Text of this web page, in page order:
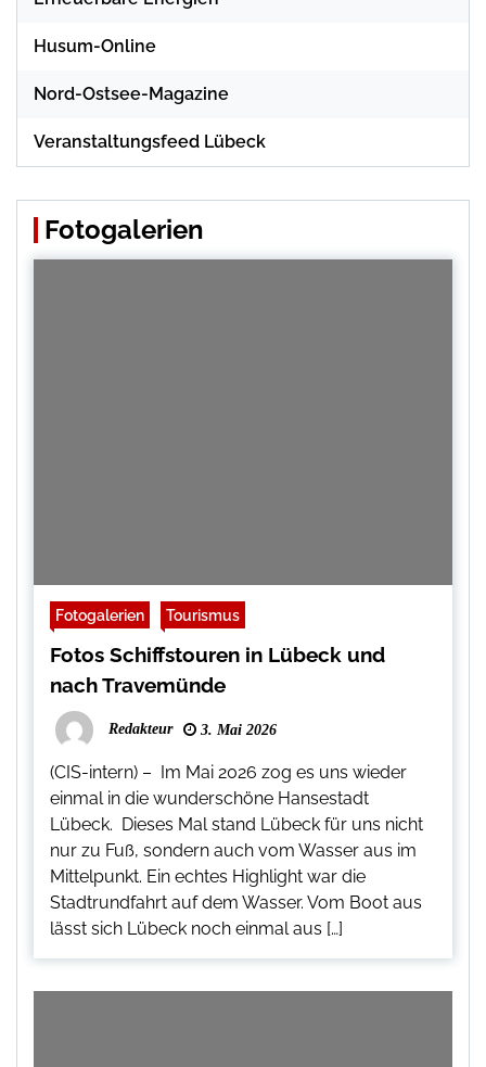
Husum-Online
Nord-Ostsee-Magazine
Veranstaltungsfeed Lübeck
Fotogalerien
Fotogalerien Tourismus
Fotos Schiffstouren in Lübeck und
nach Travemünde
Redakteur 3. Mai 2026
(CIS-intern) – Im Mai 2026 zog es uns wieder
einmal in die wunderschöne Hansestadt
Lübeck. Dieses Mal stand Lübeck für uns nicht
nur zu Fuß, sondern auch vom Wasser aus im
Mittelpunkt. Ein echtes Highlight war die
Stadtrundfahrt auf dem Wasser. Vom Boot aus
lässt sich Lübeck noch einmal aus […]